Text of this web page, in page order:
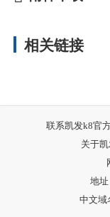
相关链接
联系凯发k8官
关于
地
中文域